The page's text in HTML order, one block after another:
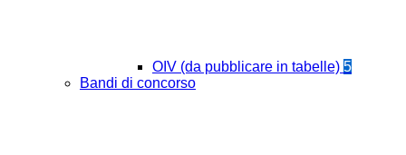
OIV (da pubblicare in tabelle) 5
Bandi di concorso